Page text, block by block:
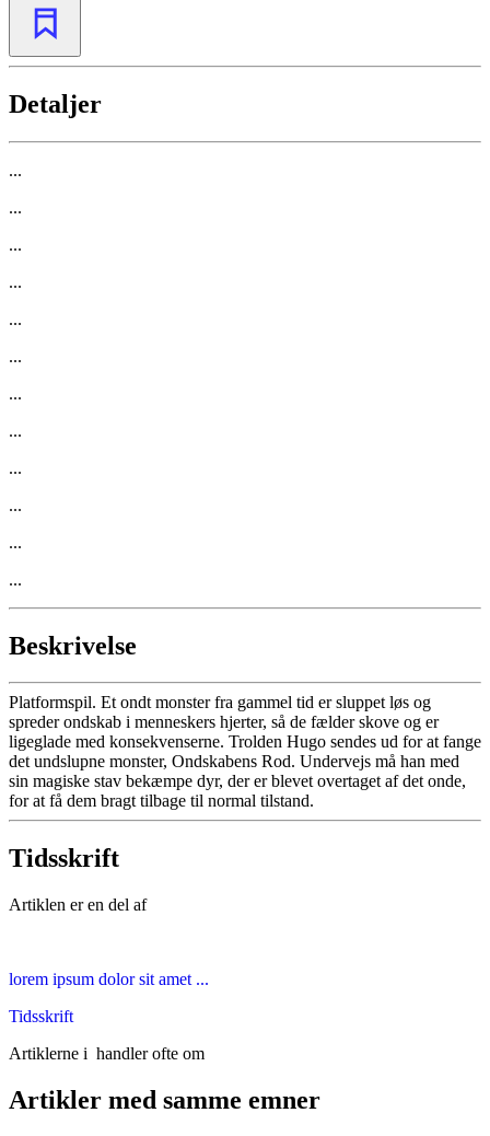
Detaljer
...
...
...
...
...
...
...
...
...
...
...
...
Beskrivelse
Platformspil. Et ondt monster fra gammel tid er sluppet løs og
spreder ondskab i menneskers hjerter, så de fælder skove og er
ligeglade med konsekvenserne. Trolden Hugo sendes ud for at fange
det undslupne monster, Ondskabens Rod. Undervejs må han med
sin magiske stav bekæmpe dyr, der er blevet overtaget af det onde,
for at få dem bragt tilbage til normal tilstand.
Tidsskrift
Artiklen er en del af
lorem ipsum dolor sit amet ...
Tidsskrift
Artiklerne i handler ofte om
Artikler med samme emner